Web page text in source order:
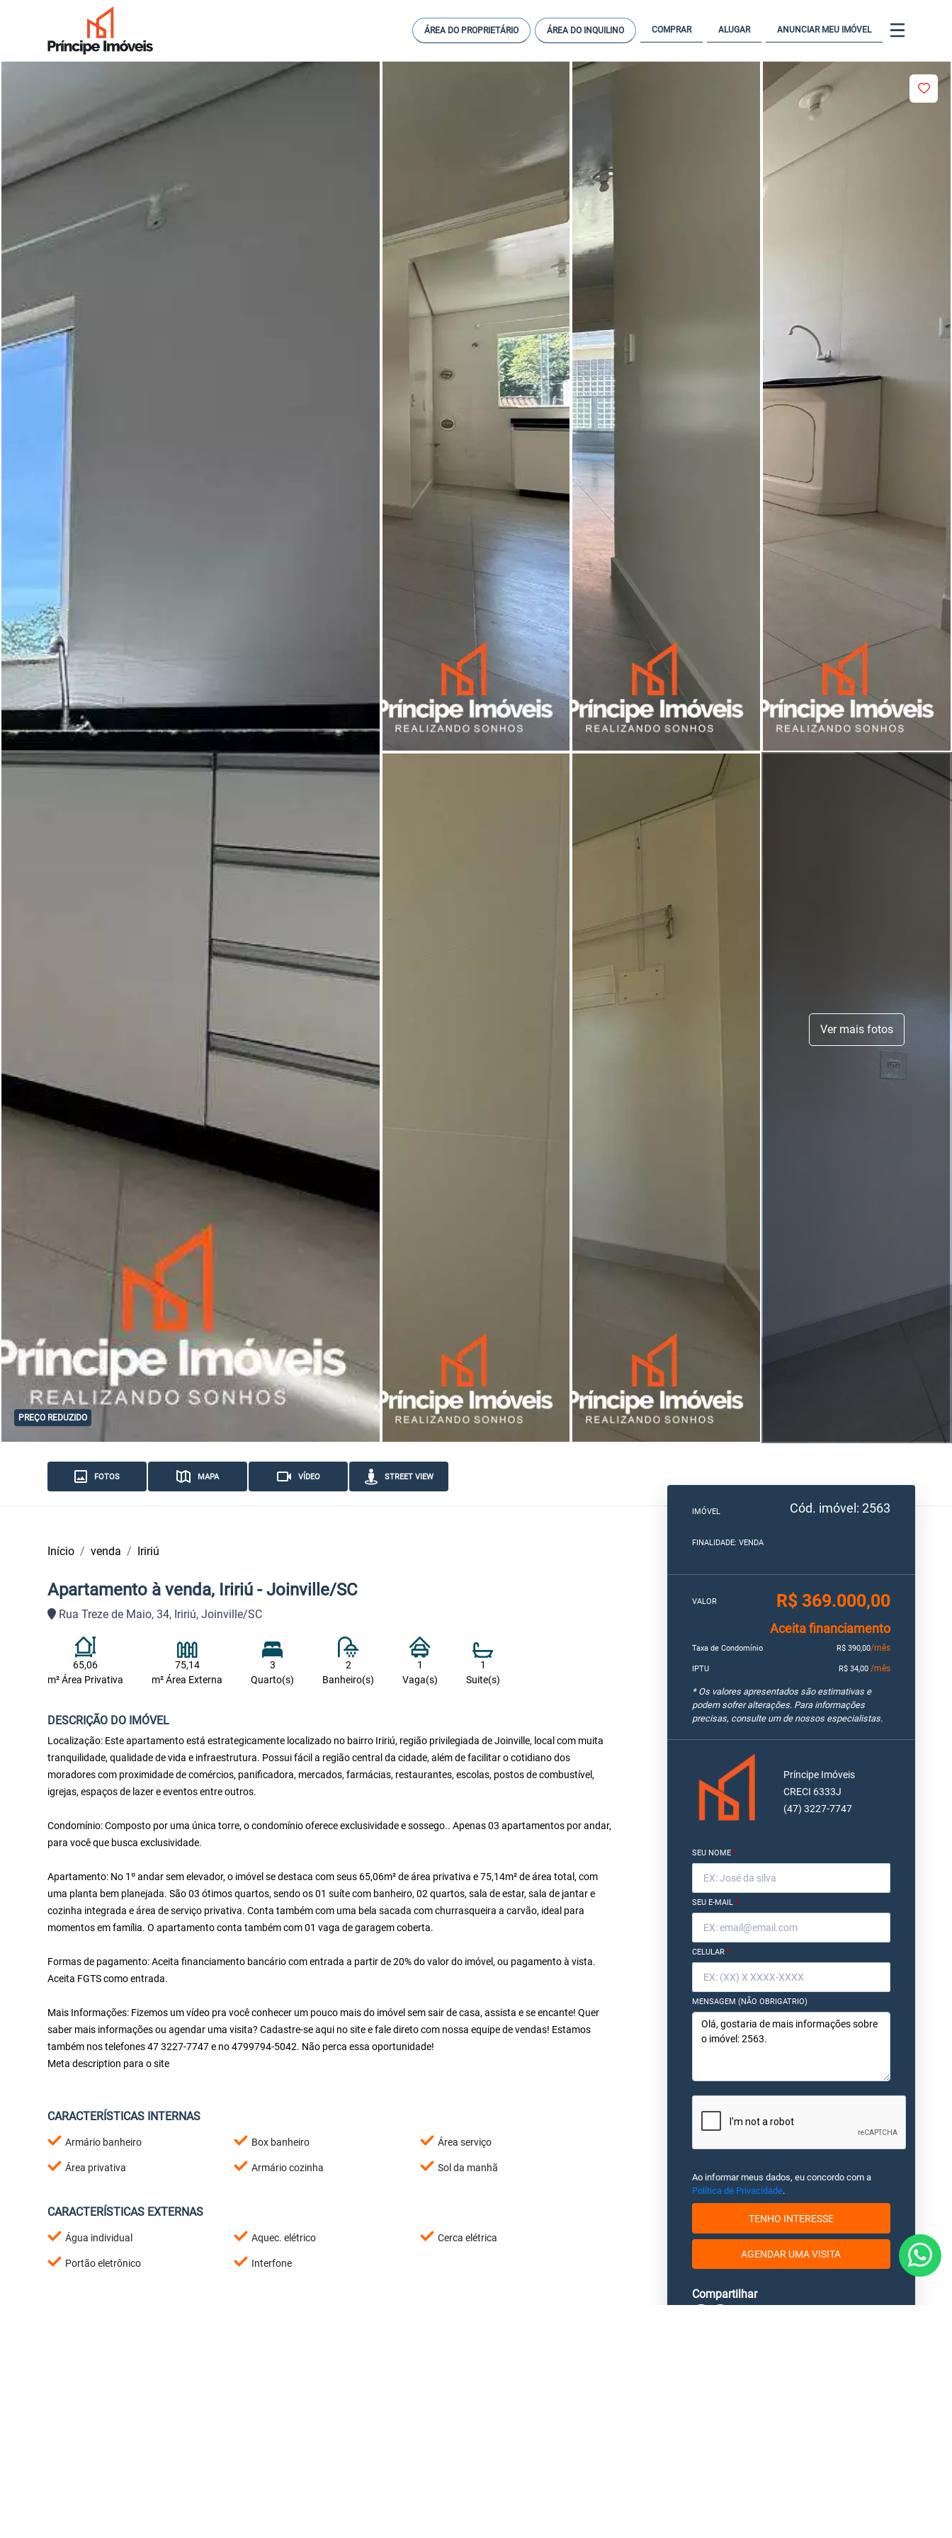
ÁREA DO PROPRIETÁRIO ÁREA DO INQUILINO COMPRAR ALUGAR ANUNCIAR MEU IMÓVEL
PREÇO REDUZIDO
Ver mais fotos
FOTOS MAPA VÍDEO STREET VIEW
Início venda Iririú
Apartamento à venda, Iririú - Joinville/SC
Rua Treze de Maio, 34, Iririú, Joinville/SC
65,06
m² Área Privativa
75,14
m² Área Externa
3
Quarto(s)
2
Banheiro(s)
1
Vaga(s)
1
Suite(s)
DESCRIÇÃO DO IMÓVEL
Localização: Este apartamento está estrategicamente localizado no bairro Iririú, região privilegiada de Joinville, local com muita
tranquilidade, qualidade de vida e infraestrutura. Possui fácil a região central da cidade, além de facilitar o cotidiano dos
moradores com proximidade de comércios, panificadora, mercados, farmácias, restaurantes, escolas, postos de combustível,
igrejas, espaços de lazer e eventos entre outros.
Condomínio: Composto por uma única torre, o condomínio oferece exclusividade e sossego.. Apenas 03 apartamentos por andar,
para você que busca exclusividade.
Apartamento: No 1º andar sem elevador, o imóvel se destaca com seus 65,06m² de área privativa e 75,14m² de área total, com
uma planta bem planejada. São 03 ótimos quartos, sendo os 01 suíte com banheiro, 02 quartos, sala de estar, sala de jantar e
cozinha integrada e área de serviço privativa. Conta também com uma bela sacada com churrasqueira a carvão, ideal para
momentos em família. O apartamento conta também com 01 vaga de garagem coberta.
Formas de pagamento: Aceita financiamento bancário com entrada a partir de 20% do valor do imóvel, ou pagamento à vista.
Aceita FGTS como entrada.
Mais Informações: Fizemos um vídeo pra você conhecer um pouco mais do imóvel sem sair de casa, assista e se encante! Quer
saber mais informações ou agendar uma visita? Cadastre-se aqui no site e fale direto com nossa equipe de vendas! Estamos
também nos telefones 47 3227-7747 e no 4799794-5042. Não perca essa oportunidade!
Meta description para o site
CARACTERÍSTICAS INTERNAS
Armário banheiro Box banheiro Área serviço
Área privativa Armário cozinha Sol da manhã
CARACTERÍSTICAS EXTERNAS
Água individual Aquec. elétrico Cerca elétrica
Portão eletrônico Interfone
IMÓVEL Cód. imóvel: 2563
FINALIDADE: VENDA
VALOR R$ 369.000,00
Aceita financiamento
Taxa de Condomínio R$ 390,00/mês
IPTU R$ 34,00/mês
* Os valores apresentados são estimativas e
podem sofrer alterações. Para informações
precisas, consulte um de nossos especialistas.
Príncipe Imóveis
CRECI 6333J
(47) 3227-7747
SEU NOME *
SEU E-MAIL *
CELULAR *
MENSAGEM (NÃO OBRIGATRIO)
Ao informar meus dados, eu concordo com a
Política de Privacidade.
TENHO INTERESSE
AGENDAR UMA VISITA
Compartilhar